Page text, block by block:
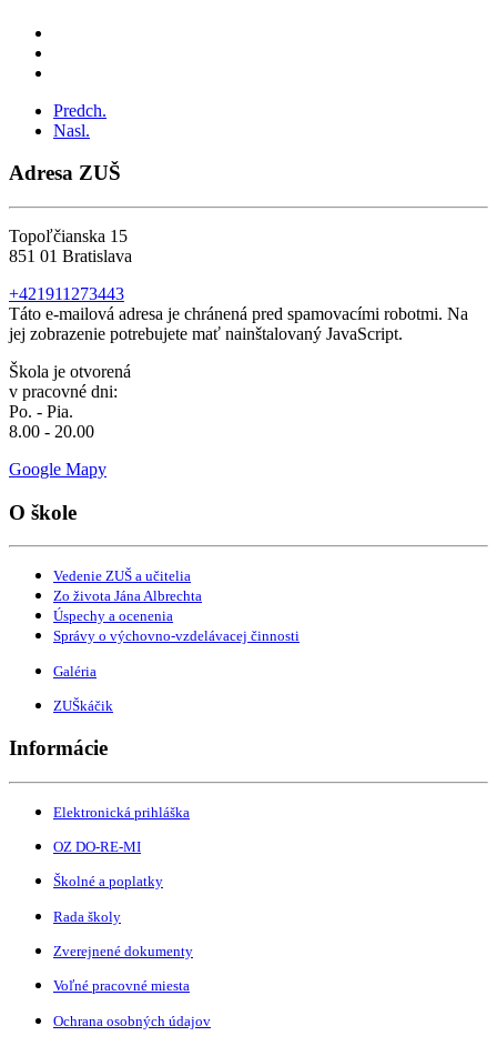
Predch.
Nasl.
Adresa ZUŠ
Topoľčianska 15
851 01 Bratislava
+421911273443
Táto e-mailová adresa je chránená pred spamovacími robotmi. Na
jej zobrazenie potrebujete mať nainštalovaný JavaScript.
Škola je otvorená
v pracovné dni:
Po. - Pia.
8.00 - 20.00
Google Mapy
O škole
Vedenie ZUŠ a učitelia
Zo života Jána Albrechta
Úspechy a ocenenia
Správy o výchovno-vzdelávacej činnosti
Galéria
ZUŠkáčik
Informácie
Elektronická prihláška
OZ DO-RE-MI
Školné a poplatky
Rada školy
Zverejnené dokumenty
Voľné pracovné miesta
Ochrana osobných údajov